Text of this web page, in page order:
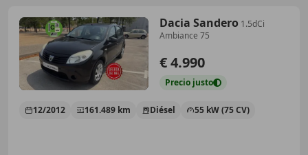
Dacia Sandero 1.5dCi
Ambiance 75
€ 4.990
Precio justo
12/2012 161.489 km Diésel 55 kW (75 CV)